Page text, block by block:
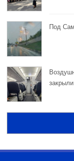
Под